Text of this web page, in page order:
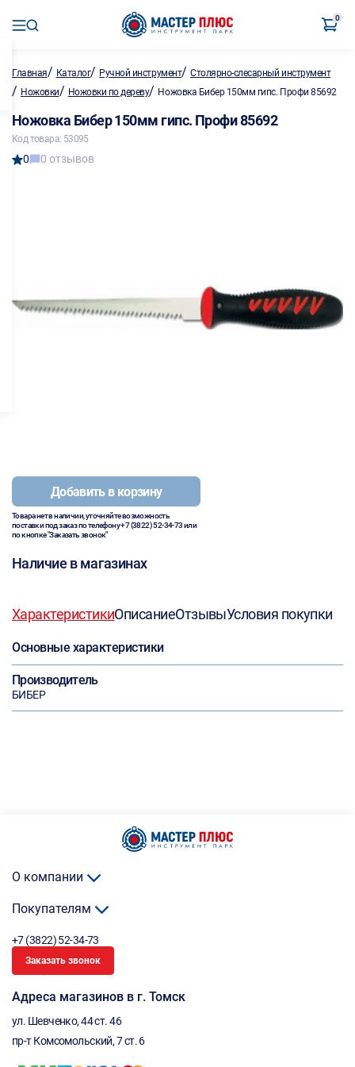
0
Главная/ Каталог/ Ручной инструмент/Столярно-слесарный инструмент
/ Ножовки/ Ножовки по дереву/ Ножовка Бибер 150мм гипс. Профи 85692
Ножовка Бибер 150мм гипс. Профи 85692
Код товара: 53095
0 0 отзывов
Добавить в корзину
Товара нет в наличии, уточняйте возможность
поставки под заказ по телефону+7 (3822) 52-34-73или
по кнопке "Заказать звонок"
Наличие в магазинах
ХарактеристикиОписаниеОтзывыУсловия покупки
Основные характеристики
Производитель
БИБЕР
О компании
Покупателям
+7 (3822) 52-34-73
Заказать звонок
Адреса магазинов в г. Томск
ул. Шевченко, 44 ст. 46
пр-т Комсомольский, 7 ст. 6